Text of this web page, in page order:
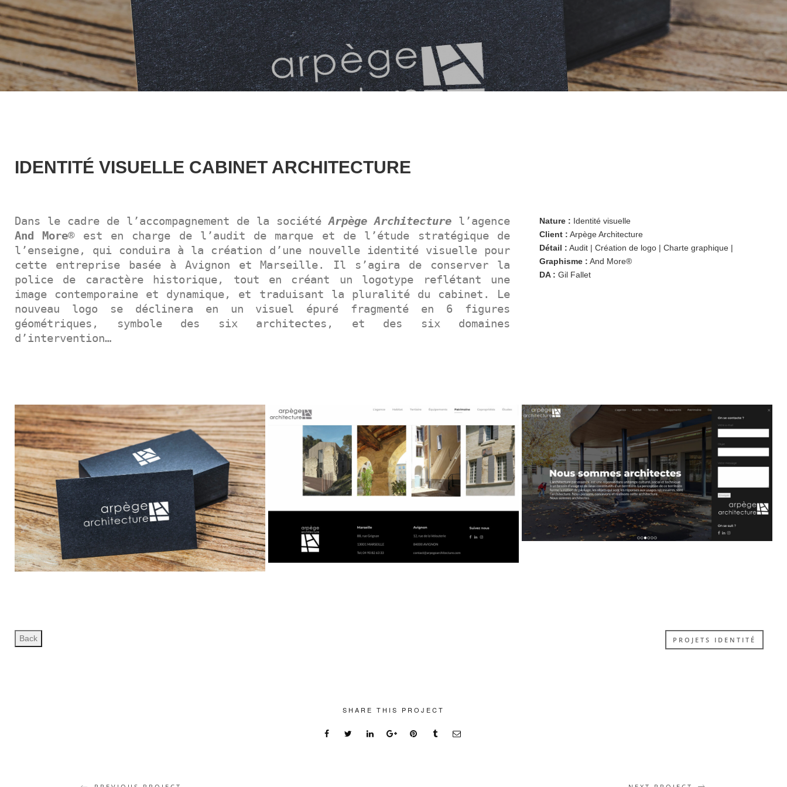
IDENTITÉ VISUELLE CABINET ARCHITECTURE
Dans le cadre de l’accompagnement de la sociétéArpège Architecture l’agence
And More® est en charge de l’audit de marque et de l’étude stratégique de
l’enseigne, qui conduira à la création d’une nouvelle identité visuelle pour
cette entreprise basée à Avignon et Marseille. Il s’agira de conserver la
police de caractère historique, tout en créant un logotype reflétant une
image contemporaine et dynamique, et traduisant la pluralité du cabinet. Le
nouveau logo se déclinera en un visuel épuré fragmenté en 6 figures
géométriques, symbole des six architectes, et des six domaines
d’intervention…
Nature : Identité visuelle
Client : Arpège Architecture
Détail : Audit | Création de logo | Charte graphique |
Graphisme : And More®
DA : Gil Fallet
PROJETS IDENTITÉ
SHARE THIS PROJECT